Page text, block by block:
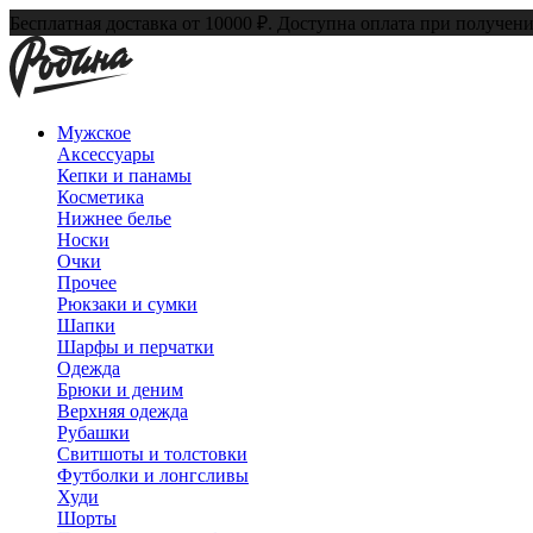
Бесплатная доставка от 10000 ₽. Доступна оплата при
Мужское
Аксессуары
Кепки и панамы
Косметика
Нижнее белье
Носки
Очки
Прочее
Рюкзаки и сумки
Шапки
Шарфы и перчатки
Одежда
Брюки и деним
Верхняя одежда
Рубашки
Свитшоты и толстовки
Футболки и лонгсливы
Худи
Шорты